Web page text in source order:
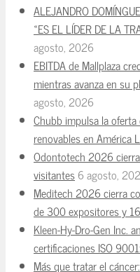
ALEJANDRO
«ES EL LÍDER DE LA
agosto, 2026
EBITDA de Mallplaza
mientras avanza en su
agosto, 2026
Chubb impulsa la
renovables en América
Odontotech 2026
visitantes6 agosto,
Meditech 2026 cierra
de 300 expositores y
Kleen-Hy-Dro-Gen Inc.
certificaciones ISO
Más que tratar el